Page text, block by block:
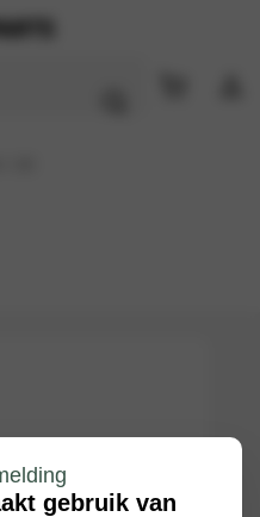
gebruik van